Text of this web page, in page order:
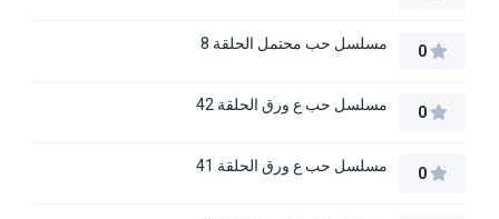
0 مسلسل حب محتمل الحلقة 8
0 مسلسل حب ع ورق الحلقة 42
0 مسلسل حب ع ورق الحلقة 41